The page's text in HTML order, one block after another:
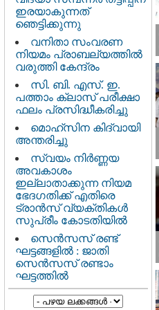
ഇരയാകുന്നത്‌
ഞെട്ടിക്കുന്നു
വനിതാ സംവരണ
നിയമം പ്രാബല്യത്തിൽ
വരുത്തി കേന്ദ്രം
സി. ബി. എസ്. ഇ.
പത്താം ക്ലാസ് പരീക്ഷാ
ഫലം പ്രസിദ്ധീകരിച്ചു
മൊഹ്‌സിന കിദ്വായി
അന്തരിച്ചു
സ്വയം നിർണ്ണയ
അവകാശം
ഇല്ലാതാക്കുന്ന നിയമ
ഭേദഗതിക്ക് എതിരെ
ട്രാൻസ് വ്യക്തികൾ
സുപ്രീം കോടതിയിൽ
സെന്‍സസ് രണ്ട്
ഘട്ടങ്ങളിൽ : ജാതി
സെന്‍സസ് രണ്ടാം
ഘട്ടത്തിൽ